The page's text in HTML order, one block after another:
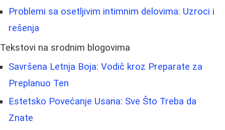
Problemi sa osetljivim intimnim delovima: Uzroci i
rešenja
Tekstovi na srodnim blogovima
Savršena Letnja Boja: Vodič kroz Preparate za
Preplanuo Ten
Estetsko Povećanje Usana: Sve Što Treba da
Znate